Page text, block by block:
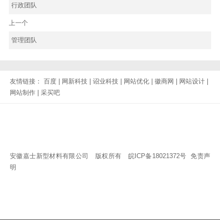
行政团队
上一个
管理团队
友情链接： 百度 | 网新科技 | 诏业科技 | 网站优化 | 徽商网 | 网站设计 |
网站制作 | 采买吧
安徽嘉士新型材料有限公司 版权所有 皖ICP备18021372号
免责声
明